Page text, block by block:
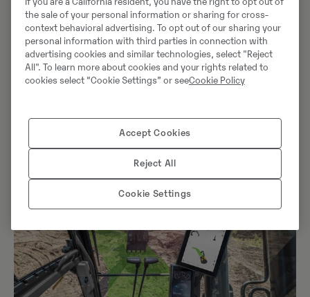
sätter ut objektet.
3D
Med den valfria funktionen 3D kan du komma åt
externa källor (exempelvis konstruktionsritningar) är
3D perfekt för komplexa eller större
infrastrukturprojekt.
the sale of your personal information or sharing for cross-
context behavioral advertising. To opt out of our sharing your
personal information with third parties in connection with
advertising cookies and similar technologies, select "Reject
All". To learn more about cookies and your rights related to
cookies select “Cookie Settings” or seeCookie Policy
Accept Cookies
Reject All
Cookie Settings